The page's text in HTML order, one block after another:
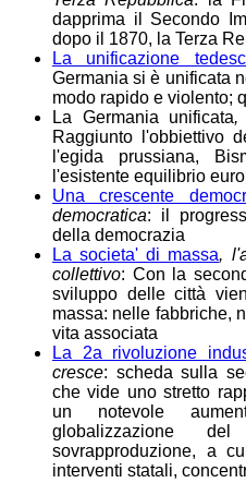
dapprima il Secondo
dopo il 1870, la Terza
La unificazione
Germania si è unificata
modo rapido e violento;
La Germania unificata,
Raggiunto l'obbiettivo
l'egida prussiana,
l'esistente equilibrio
Una crescente
democratica: il
della democrazia
La societa' di massa,
collettivo: Con la
sviluppo delle città
massa: nelle fabbriche,
vita associata
La 2a rivoluzione
cresce: scheda sulla
che vide uno stretto
un notevole
globalizzazione
sovrapproduzione, a
interventi statali,